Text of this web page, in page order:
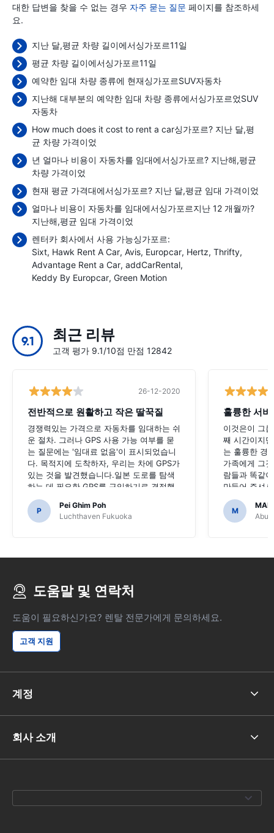
대한 답변을 찾을 수 없는 경우 자주 묻는 질문 페이지를 참조하세
요.
지난 달,평균 차량 길이에서싱가포르11일
평균 차량 길이에서싱가포르11일
예약한 임대 차량 종류에 현재싱가포르SUV자동차
지난해 대부분의 예약한 임대 차량 종류에서싱가포르었SUV
자동차
How much does it cost to rent a car싱가포르? 지난 달,평
균 차량 가격이었
년 얼마나 비용이 자동차를 임대에서싱가포르? 지난해,평균
차량 가격이었
현재 평균 가격대에서싱가포르? 지난 달,평균 임대 가격이었
얼마나 비용이 자동차를 임대에서싱가포르지난 12 개월까?
지난해,평균 임대 가격이었
렌터카 회사에서 사용 가능싱가포르:
Sixt Hawk Rent A Car Avis Europcar Hertz Thrifty
Advantage Rent a Car addCarRental
Keddy By Europcar Green Motion
9.1 최근 리뷰
고객 평가 9.1/10점 만점 12842
26-12-2020
전반적으로 원활하고 작은 딸꾹질
경쟁력있는 가격으로 자동차를 임대하는 쉬
운 절차. 그러나 GPS 사용 가능 여부를 묻
는 질문에는 '임대료 없음'이 표시되었습니
다. 목적지에 도착하자, 우리는 차에 GPS가
있는 것을 발견했습니다.일본 도로를 탐색
하는 데 필요한 GPS를 구입하기로 결정했
다면 끔찍했을 것입니다.
P
Pei Ghim Poh
Luchthaven Fukuoka
훌륭한 서비
이것은이 그
째 시간이지
는 훌륭한 경
가족에게 그
람들과 똑같
만들어 주셔
M
Abu
도움말 및 연락처
도움이 필요하신가요? 렌탈 전문가에게 문의하세요.
고객 지원
계정
회사 소개